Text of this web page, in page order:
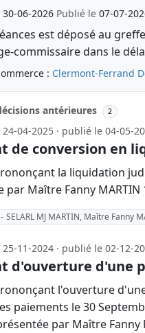
30-06-2026 Publié le 07-07-
est déposé au
commissaire dans le
: Clermont-Ferrand
antérieures 2
04-2025 · publié le 04-05-
de conversion en
la liquidation
par Maître Fanny
- SELARL MJ MARTIN, Maître Fanny
11-2024 · publié le 02-12-
d'ouverture d'une
l'ouverture
paiements le 30
par Maître